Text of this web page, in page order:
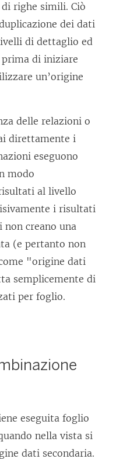
righe simili. Ciò
dei dati
di dettaglio ed
prima di iniziare
un’origine
delle relazioni o
direttamente i
eseguono
modo
al livello
i risultati
non creano una
(e pertanto non
"origine dati
semplicemente di
per foglio.
eseguita foglio
nella vista si
dati secondaria.